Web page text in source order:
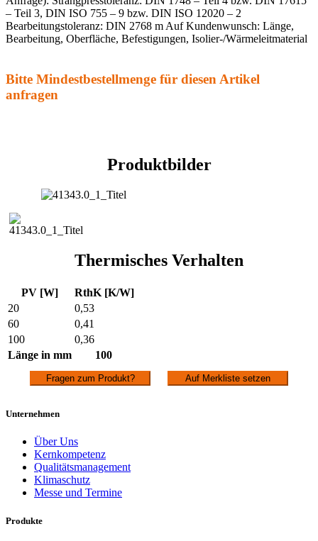
– Teil 3, DIN ISO 755 – 9 bzw. DIN ISO 12020 – 2
Bearbeitungstoleranz: DIN 2768 m Auf Kundenwunsch: Länge,
Bearbeitung, Oberfläche, Befestigungen, Isolier-/Wärmeleitmaterial
Bitte Mindestbestellmenge für diesen Artikel
anfragen
Produktbilder
Thermisches Verhalten
PV [W]
RthK [K/W]
20
0,53
60
0,41
100
0,36
Länge in mm
100
Fragen zum Produkt? Auf Merkliste setzen
Unternehmen
Über Uns
Kernkompetenz
Qualitätsmanagement
Klimaschutz
Messe und Termine
Produkte